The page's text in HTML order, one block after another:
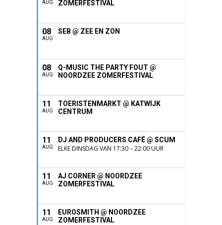
AUG ZOMERFESTIVAL
08
AUG
SEB @ ZEE EN ZON
08
AUG
Q-MUSIC THE PARTY FOUT @
NOORDZEE ZOMERFESTIVAL
11
AUG
TOERISTENMARKT @ KATWIJK
CENTRUM
11
AUG
DJ AND PRODUCERS CAFÉ @ SCUM
ELKE DINSDAG VAN 17:30 – 22:00 UUR
11
AUG
AJ CORNER @ NOORDZEE
ZOMERFESTIVAL
11
AUG
EUROSMITH @ NOORDZEE
ZOMERFESTIVAL